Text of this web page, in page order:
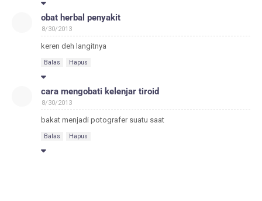
obat herbal penyakit
8/30/2013
keren deh langitnya
Balas Hapus
cara mengobati kelenjar tiroid
8/30/2013
bakat menjadi potografer suatu saat
Balas Hapus